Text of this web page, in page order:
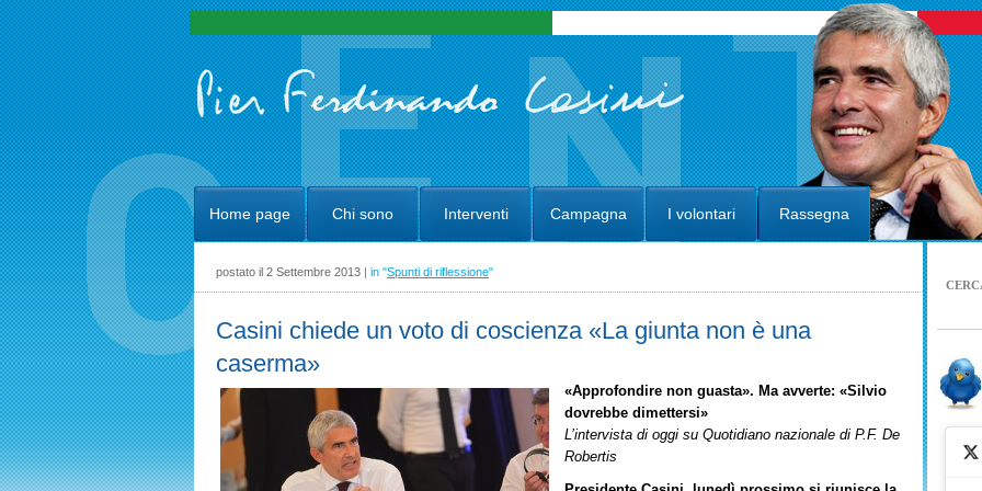
Home page Chi sono Interventi Campagna I volontari Rassegna
postato il 2 Settembre 2013 | in "Spunti di riflessione"
Casini chiede un voto di coscienza «La giunta non è una
caserma»
«Approfondire non guasta». Ma avverte: «Silvio
dovrebbe dimettersi»
L’intervista di oggi su Quotidiano nazionale di P.F. De
Robertis